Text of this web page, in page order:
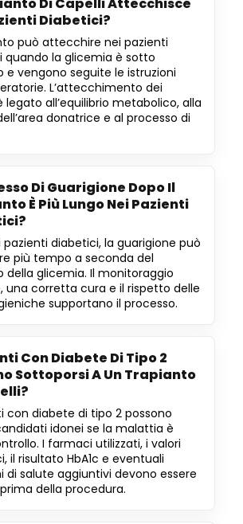
Diabetici?
può attecchire nei pazienti
quando la glicemia è sotto
e vengono seguite le istruzioni
L’attecchimento dei
legato all’equilibrio metabolico, alla
donatrice e al processo di
Di Guarigione Dopo Il
È Più Lungo Nei Pazienti
pazienti diabetici, la guarigione può
più tempo a seconda del
della glicemia. Il monitoraggio
una corretta cura e il rispetto delle
supportano il processo.
Con Diabete Di Tipo 2
Sottoporsi A Un Trapianto
con diabete di tipo 2 possono
idonei se la malattia è
I farmaci utilizzati, i valori
il risultato HbA1c e eventuali
di salute aggiuntivi devono essere
della procedura.